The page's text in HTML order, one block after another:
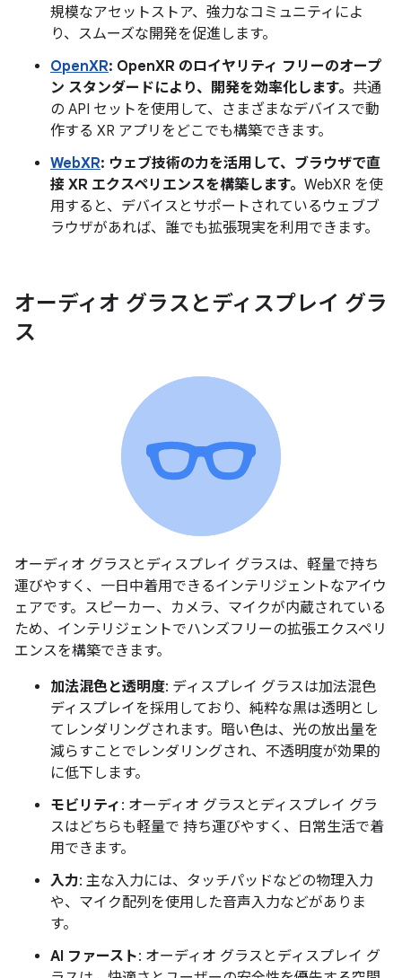
規模なアセットストア、強力なコミュニティによ
り、スムーズな開発を促進します。
OpenXR: OpenXR のロイヤリティ フリーのオープ
ン スタンダードにより、開発を効率化します。 共通
の API セットを使用して、さまざまなデバイスで動
作する XR アプリをどこでも構築できます。
WebXR: ウェブ技術の力を活用して、ブラウザで直
接 XR エクスペリエンスを構築します。 WebXR を使
用すると、デバイスとサポートされているウェブブ
ラウザがあれば、誰でも拡張現実を利用できます。
オーディオ グラスとディスプレイ グラ
ス
オーディオ グラスとディスプレイ グラスは、軽量で持ち
運びやすく、一日中着用できるインテリジェントなアイウ
ェアです。スピーカー、カメラ、マイクが内蔵されている
ため、インテリジェントでハンズフリーの拡張エクスペリ
エンスを構築できます。
加法混色と透明度: ディスプレイ グラスは加法混色
ディスプレイを採用しており、純粋な黒は透明とし
てレンダリングされます。暗い色は、光の放出量を
減らすことでレンダリングされ、不透明度が効果的
に低下します。
モビリティ : オーディオ グラスとディスプレイ グラ
スはどちらも軽量で 持ち運びやすく、日常生活で着
用できます。
入力: 主な入力には、タッチパッドなどの物理入力
や、マイク配列を使用した音声入力などがありま
す。
AI ファースト: オーディオ グラスとディスプレイ グ